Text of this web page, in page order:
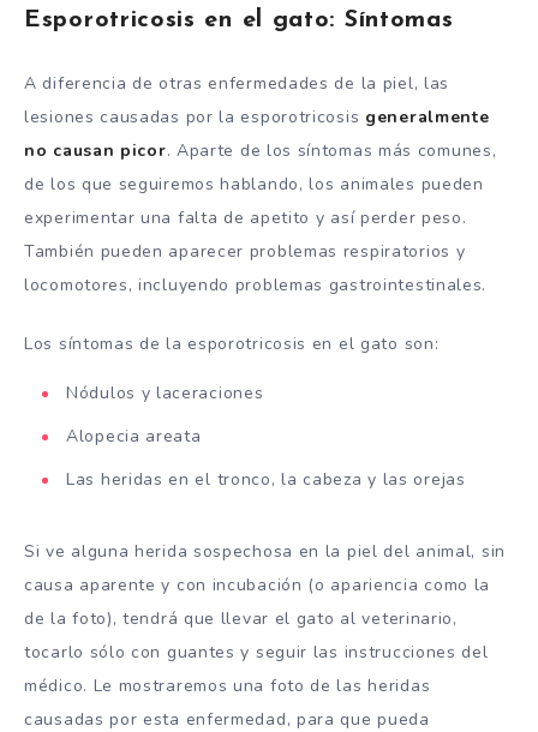
Esporotricosis en el gato: Síntomas
A diferencia de otras enfermedades de la piel, las
lesiones causadas por la esporotricosis generalmente
no causan picor. Aparte de los síntomas más comunes,
de los que seguiremos hablando, los animales pueden
experimentar una falta de apetito y así perder peso.
También pueden aparecer problemas respiratorios y
locomotores, incluyendo problemas gastrointestinales.
Los síntomas de la esporotricosis en el gato son:
Nódulos y laceraciones
Alopecia areata
Las heridas en el tronco, la cabeza y las orejas
Si ve alguna herida sospechosa en la piel del animal, sin
causa aparente y con incubación (o apariencia como la
de la foto), tendrá que llevar el gato al veterinario,
tocarlo sólo con guantes y seguir las instrucciones del
médico. Le mostraremos una foto de las heridas
causadas por esta enfermedad, para que pueda